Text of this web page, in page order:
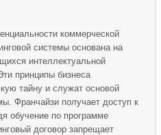
коммерческой
системы основана на
интеллектуальной
принципы бизнеса
тайну и служат основой
Франчайзи получает доступ к
обучение по программе
договор запрещает